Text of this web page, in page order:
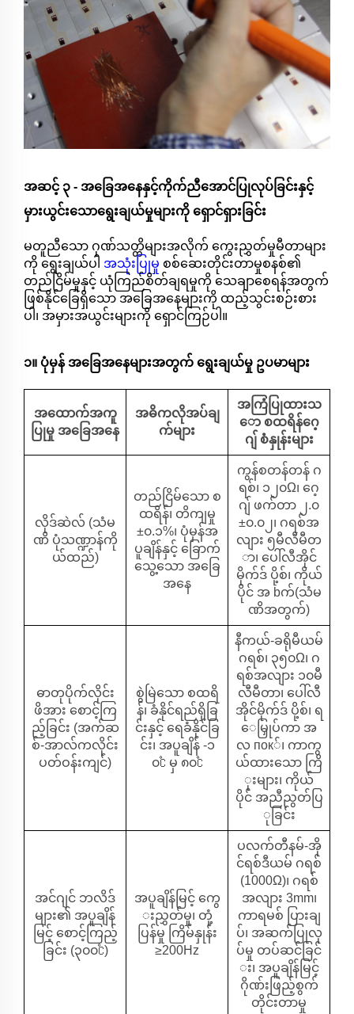
အဆင့် ၃ - အခြေအနေနှင့်ကိုက်ညီအောင်ပြုလုပ်ခြင်းနှင့်
မှားယွင်းသောရွေးချယ်မှုများကို ရှောင်ရှားခြင်း
မတူညီသော ဂုဏ်သတ္တိများအလိုက် ကွေးညွှတ်မှုမီတာများ
ကို ရွေးချယ်ပါ အသုံးပြုမှု စစ်ဆေးတိုင်းတာမှုစနစ်၏
တည်ငြိမ်မှုနှင့် ယုံကြည်စိတ်ချရမှုကို သေချာစေရန်အတွက်
ဖြစ်နိုင်ခြေရှိသော အခြေအနေများကို ထည့်သွင်းစဉ်းစား
ပါ၊ အမှားအယွင်းများကို ရှောင်ကြဉ်ပါ။
၁။ ပုံမှန် အခြေအနေများအတွက် ရွေးချယ်မှု ဥပမာများ
အထောက်အကူ
ပြုမှု အခြေအနေ
အဓိကလိုအပ်ချ
က်များ
အကြံပြုထားသ
ော စထရိန်ဂေ့
ဂျ် စံနှုန်းများ
လိုဒ်ဆဲလ် (သံမ
ဏိ ပုံသဏ္ဍာန်ကို
ယ်ထည်)
တည်ငြိမ်သော စ
ထရိန်၊ တိကျမှု
±၀.၁%၊ ပုံမှန်အ
ပူချိန်နှင့် ခြောက်
သွေ့သော အခြေ
အနေ
ကွန်စတန်တန် ဂ
ရစ်၊ ၁၂၀Ω၊ ဂေ့
ဂျ် ဖက်တာ ၂.၀
±၀.၀၂၊ ဂရစ်အ
လျား ၅မီလီမီတ
ာ၊ ပေါ်လီအိုင်
မိုက်ဒ် ပို့စ်၊ ကိုယ်
ပိုင် အ bက်(သံမ
ဏိအတွက်)
ဓာတုပိုက်လိုင်း
ဖိအား စောင့်ကြ
ည့်ခြင်း (အက်ဆ
စ်-အာလ်ကလိုင်း
ပတ်ဝန်းကျင်)
စွဲမြဲသော စထရိ
န်၊ ခံနိုင်ရည်ရှိခြ
င်းနှင့် ရေခံနိုင်ခြ
င်း၊ အပူချိန် -၁
၀℃ မှ ၈၀℃
နီကယ်-ခရိုမီယမ်
ဂရစ်၊ ၃၅၀Ω၊ ဂ
ရစ်အလျား ၁၀မီ
လီမီတာ၊ ပေါ်လီ
အိုင်မိုက်ဒ် ပို့စ်၊ ရ
ေမြှုပ်ကာ အ
လ пок်၊ ကာကွ
ယ်ထားသော ကြိ
ုးများ၊ ကိုယ်
ပိုင် အညီညွတ်ပြ
ုခြင်း
အင်ဂျင် ဘလိဒ်
များ၏ အပူချိန်
မြင့် စောင့်ကြည့်
ခြင်း (၃၀၀℃)
အပူချိန်မြင့် ကွေ
းညွှတ်မှု၊ တုံ့
ပြန်မှု ကြိမ်နှုန်း
≥200Hz
ပလက်တီနမ်-အို
င်ရစ်ဒီယမ် ဂရစ်
(1000Ω)၊ ဂရစ်
အလျား 3mm၊
ကာရမစ် ပြားချ
ပ်၊ အဆက်ပြုလု
ပ်မှု တပ်ဆင်ခြင်
း၊ အပူချိန်မြင့်
ဂိုဏ်းဖြည့်စွက်
တိုင်းတာမှု